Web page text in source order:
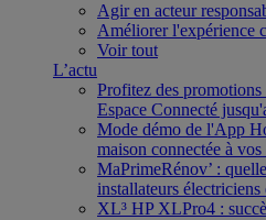
Agir en acteur
Améliorer l'expérience
Voir tout
L’actu
Profitez des
Espace Connecté
Mode démo de l'App
maison connectée à
MaPrimeRénov’ :
installateurs électriciens
XL³ HP XLPro4 :